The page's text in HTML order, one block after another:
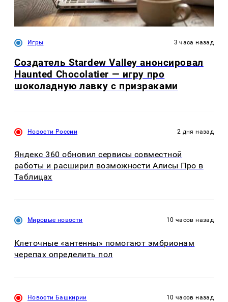
Игры 3 часа назад
Создатель Stardew Valley анонсировал
Haunted Chocolatier — игру про
шоколадную лавку с призраками
Новости России 2 дня назад
Яндекс 360 обновил сервисы совместной
работы и расширил возможности Алисы Про в
Таблицах
Мировые новости 10 часов назад
Клеточные «антенны» помогают эмбрионам
черепах определить пол
Новости Башкирии 10 часов назад